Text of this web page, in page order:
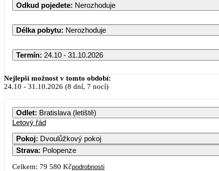
Odkud pojedete: Nerozhoduje
Délka pobytu: Nerozhoduje
Termín: 24.10 - 31.10.2026
Nejlepší možnost v tomto období:
24.10 - 31.10.2026 (8 dní, 7 nocí)
Odlet: Bratislava (letiště)
Letový řád
Pokoj: Dvoulůžkový pokoj
Strava: Polopenze
Celkem: 79 580 Kčpodrobnosti